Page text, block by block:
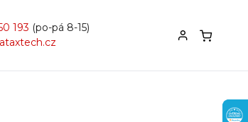
193 (po-pá 8-15)